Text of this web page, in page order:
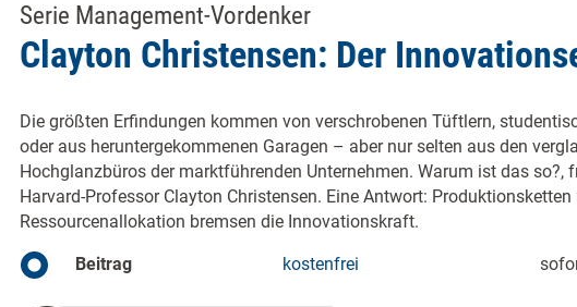
Serie Management-Vordenker
Clayton Christensen: Der
Die größten Erfindungen kommen von verschrobenen Tüftlern,
oder aus heruntergekommenen Garagen – aber nur selten aus den
Hochglanzbüros der marktführenden Unternehmen. Warum ist das so?,
Harvard-Professor Clayton Christensen. Eine Antwort: Produktionsketten
Ressourcenallokation bremsen die Innovationskraft.
Beitrag kostenfrei